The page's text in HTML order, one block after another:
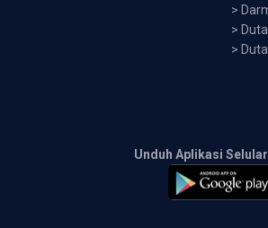
>
>
>
Unduh Aplikasi